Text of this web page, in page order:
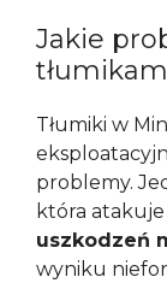
Jakie
Tłumiki w
problemy.
która
uszkodzeń
wyniku